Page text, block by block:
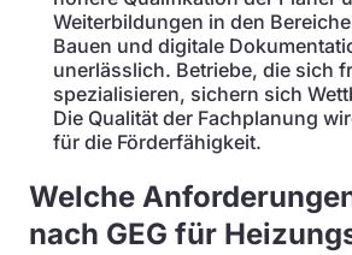
Weiterbildungen in den
Bauen und digitale
unerlässlich. Betriebe, die sich
spezialisieren, sichern sich
Die Qualität der Fachplanung
für die Förderfähigkeit.
Welche
nach GEG für